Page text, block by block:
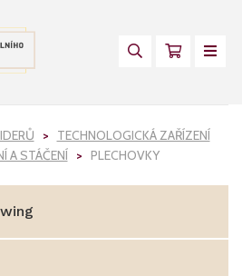
TECHNOLOGICKÁ ZAŘÍZENÍ
A STÁČENÍ
PLECHOVKY